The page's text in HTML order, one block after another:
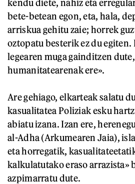
kendu diete, nahiz eta
bete-betean egon, eta, hala,
arriskua gehitu zaie; horrek
oztopatu besterik ez du
legearen muga gainditzen
humanitatearenak ere».
Are gehiago, elkarteak salatu
kasualitatea Poliziak esku
abiatu izana. Izan ere,
al-Adha (Arkumearen Jaia),
eta horregatik,
kalkulatutako eraso arrazista»
azpimarratu dute.